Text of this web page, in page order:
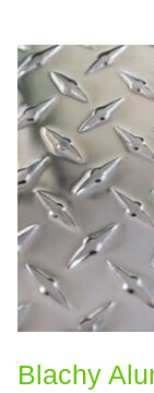
Blachy